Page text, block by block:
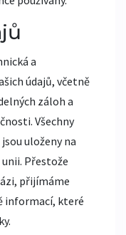
a
údajů, včetně
záloh a
Všechny
uloženy na
Přestože
přijímáme
informací, které